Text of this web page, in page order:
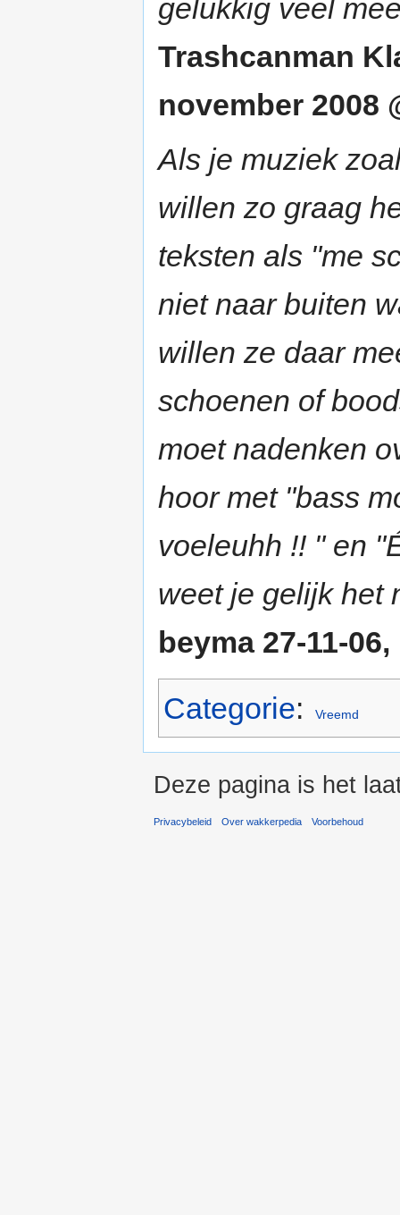
gelukkig veel
Trashcanman
november 2008
Als je muziek
willen zo graag
teksten als "me
niet naar buiten
willen ze daar
schoenen of
moet nadenken
hoor met "bass
voeleuhh !! " en
weet je gelijk het
beyma 27-11-06,
Categorie: Vreemd
Deze pagina is het
Privacybeleid Over wakkerpedia Voorbehoud